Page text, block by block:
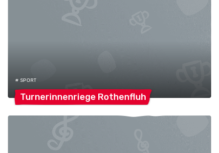
# SPORT
Turnerinnenriege Rothenfluh